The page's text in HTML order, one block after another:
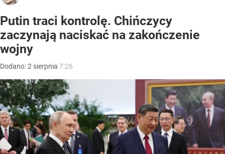
Putin traci kontrolę. Chińczycy
zaczynają naciskać na zakończenie
wojny
Dodano:2 sierpnia 7:26